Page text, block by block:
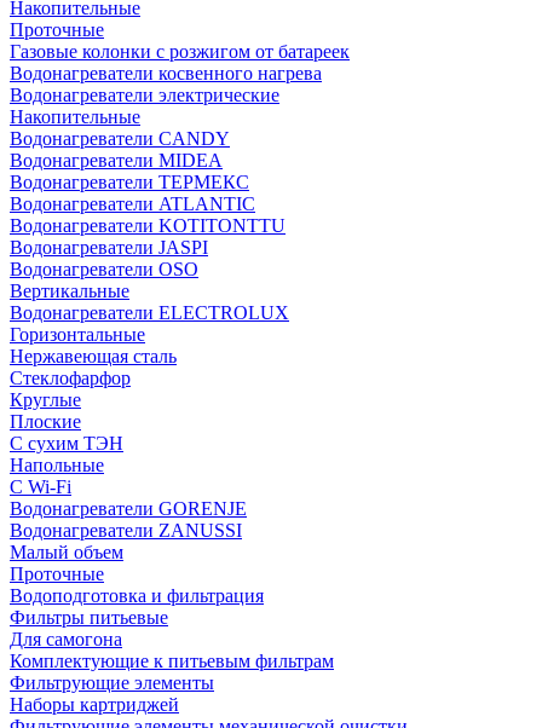
Накопительные
Проточные
Газовые колонки с розжигом от батареек
Водонагреватели косвенного нагрева
Водонагреватели электрические
Накопительные
Водонагреватели CANDY
Водонагреватели MIDEA
Водонагреватели ТЕРМЕКС
Водонагреватели ATLANTIC
Водонагреватели KOTITONTTU
Водонагреватели JASPI
Водонагреватели OSO
Вертикальные
Водонагреватели ELECTROLUX
Горизонтальные
Нержавеющая сталь
Стеклофарфор
Круглые
Плоские
С сухим ТЭН
Напольные
С Wi-Fi
Водонагреватели GORENJE
Водонагреватели ZANUSSI
Малый объем
Проточные
Водоподготовка и фильтрация
Фильтры питьевые
Для самогона
Комплектующие к питьевым фильтрам
Фильтрующие элементы
Наборы картриджей